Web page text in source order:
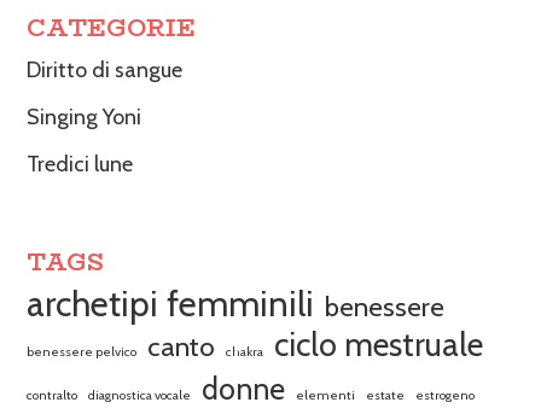
CATEGORIE
Diritto di sangue
Singing Yoni
Tredici lune
TAGS
archetipi femminili benessere
benessere pelvico canto chakra ciclo mestruale
contralto diagnostica vocale donne elementi estate estrogeno